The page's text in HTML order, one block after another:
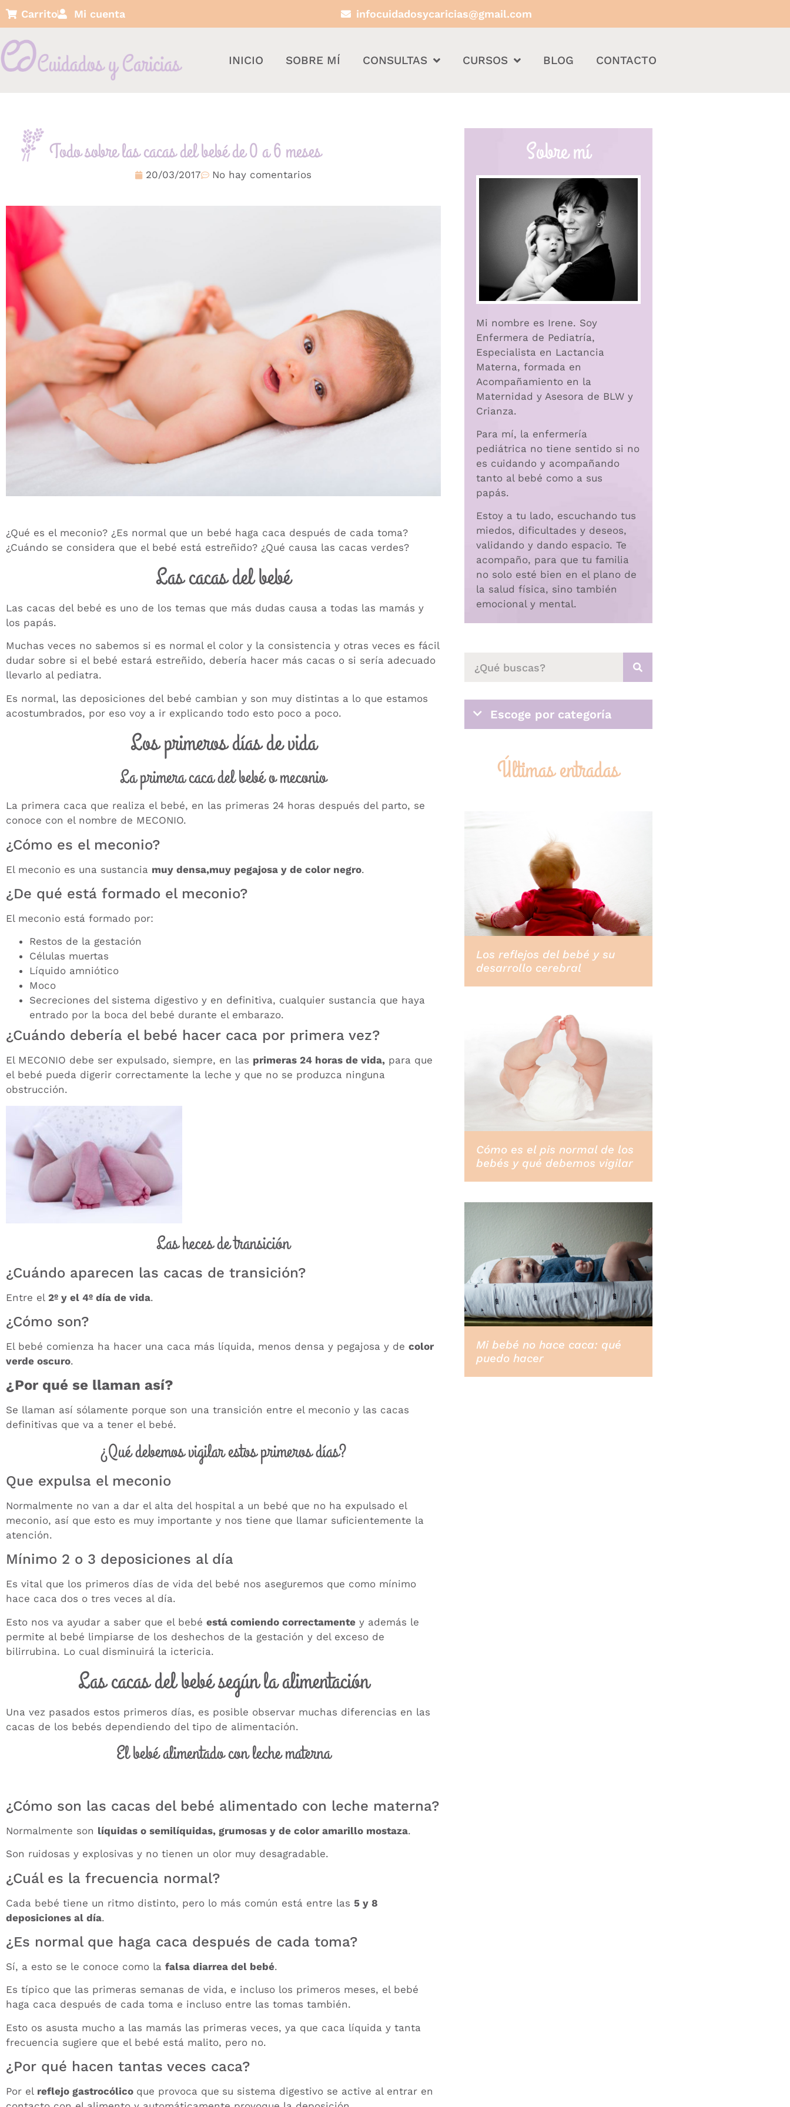
Carrito Mi cuenta infocuidadosycaricias@gmail.com
INICIO SOBRE MÍ CONSULTAS CURSOS BLOG CONTACTO
Todo sobre las cacas del bebé de 0 a 6 meses
20/03/2017 No hay comentarios
¿Qué es el meconio? ¿Es normal que un bebé haga caca después de cada toma?
¿Cuándo se considera que el bebé está estreñido? ¿Qué causa las cacas verdes?
Las cacas del bebé
Las cacas del bebé es uno de los temas que más dudas causa a todas las mamás y
los papás.
Muchas veces no sabemos si es normal el color y la consistencia y otras veces es fácil
dudar sobre si el bebé estará estreñido, debería hacer más cacas o si sería adecuado
llevarlo al pediatra.
Es normal, las deposiciones del bebé cambian y son muy distintas a lo que estamos
acostumbrados, por eso voy a ir explicando todo esto poco a poco.
Los primeros días de vida
La primera caca del bebé o meconio
La primera caca que realiza el bebé, en las primeras 24 horas después del parto, se
conoce con el nombre de MECONIO.
¿Cómo es el meconio?
El meconio es una sustancia muy densa,muy pegajosa y de color negro.
¿De qué está formado el meconio?
El meconio está formado por:
Restos de la gestación
Células muertas
Líquido amniótico
Moco
Secreciones del sistema digestivo y en definitiva, cualquier sustancia que haya
entrado por la boca del bebé durante el embarazo.
¿Cuándo debería el bebé hacer caca por primera vez?
El MECONIO debe ser expulsado, siempre, en las primeras 24 horas de vida, para que
el bebé pueda digerir correctamente la leche y que no se produzca ninguna
obstrucción.
Las heces de transición
¿Cuándo aparecen las cacas de transición?
Entre el 2º y el 4º día de vida.
¿Cómo son?
El bebé comienza ha hacer una caca más líquida, menos densa y pegajosa y de color
verde oscuro.
¿Por qué se llaman así?
Se llaman así sólamente porque son una transición entre el meconio y las cacas
definitivas que va a tener el bebé.
¿Qué debemos vigilar estos primeros días?
Que expulsa el meconio
Normalmente no van a dar el alta del hospital a un bebé que no ha expulsado el
meconio, así que esto es muy importante y nos tiene que llamar suficientemente la
atención.
Mínimo 2 o 3 deposiciones al día
Es vital que los primeros días de vida del bebé nos aseguremos que como mínimo
hace caca dos o tres veces al día.
Esto nos va ayudar a saber que el bebé está comiendo correctamente y además le
permite al bebé limpiarse de los deshechos de la gestación y del exceso de
bilirrubina. Lo cual disminuirá la ictericia.
Las cacas del bebé según la alimentación
Una vez pasados estos primeros días, es posible observar muchas diferencias en las
cacas de los bebés dependiendo del tipo de alimentación.
El bebé alimentado con leche materna
¿Cómo son las cacas del bebé alimentado con leche materna?
Normalmente son líquidas o semilíquidas, grumosas y de color amarillo mostaza.
Son ruidosas y explosivas y no tienen un olor muy desagradable.
¿Cuál es la frecuencia normal?
Cada bebé tiene un ritmo distinto, pero lo más común está entre las 5 y 8
deposiciones al día.
¿Es normal que haga caca después de cada toma?
Sí, a esto se le conoce como la falsa diarrea del bebé.
Es típico que las primeras semanas de vida, e incluso los primeros meses, el bebé
haga caca después de cada toma e incluso entre las tomas también.
Esto os asusta mucho a las mamás las primeras veces, ya que caca líquida y tanta
frecuencia sugiere que el bebé está malito, pero no.
¿Por qué hacen tantas veces caca?
Por el reflejo gastrocólico que provoca que su sistema digestivo se active al entrar en
Sobre mí
Mi nombre es Irene. Soy
Enfermera de Pediatría,
Especialista en Lactancia
Materna, formada en
Acompañamiento en la
Maternidad y Asesora de BLW y
Crianza.
Para mí, la enfermería
pediátrica no tiene sentido si no
es cuidando y acompañando
tanto al bebé como a sus
papás.
Estoy a tu lado, escuchando tus
miedos, dificultades y deseos,
validando y dando espacio. Te
acompaño, para que tu familia
no solo esté bien en el plano de
la salud física, sino también
emocional y mental.
Escoge por categoría
Últimas entradas
Los reflejos del bebé y su
desarrollo cerebral
Cómo es el pis normal de los
bebés y qué debemos vigilar
Mi bebé no hace caca: qué
puedo hacer